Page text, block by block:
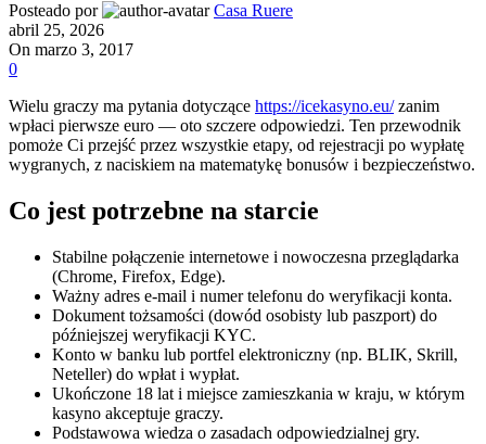
Posteado por
Casa Ruere
abril 25, 2026
On marzo 3, 2017
0
Wielu graczy ma pytania dotyczące https://icekasyno.eu/zanim
wpłaci pierwsze euro — oto szczere odpowiedzi. Ten przewodnik
pomoże Ci przejść przez wszystkie etapy, od rejestracji po wypłatę
wygranych, z naciskiem na matematykę bonusów i bezpieczeństwo.
Co jest potrzebne na starcie
Stabilne połączenie internetowe i nowoczesna przeglądarka
(Chrome, Firefox, Edge).
Ważny adres e-mail i numer telefonu do weryfikacji konta.
Dokument tożsamości (dowód osobisty lub paszport) do
późniejszej weryfikacji KYC.
Konto w banku lub portfel elektroniczny (np. BLIK, Skrill,
Neteller) do wpłat i wypłat.
Ukończone 18 lat i miejsce zamieszkania w kraju, w którym
kasyno akceptuje graczy.
Podstawowa wiedza o zasadach odpowiedzialnej gry.